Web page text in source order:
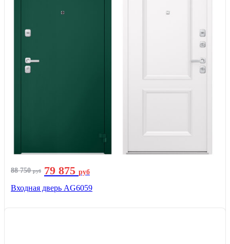
88 750руб 79 875 руб
Входная дверь AG6059